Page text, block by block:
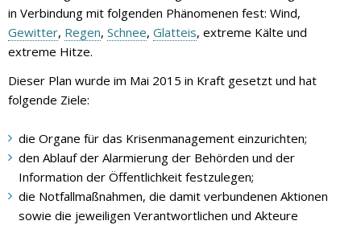
in Verbindung mit folgenden Phänomenen fest: Wind,
Gewitter, Regen, Schnee, Glatteis, extreme Kälte und
extreme Hitze.
Dieser Plan wurde im Mai 2015 in Kraft gesetzt und hat
folgende Ziele:
die Organe für das Krisenmanagement einzurichten;
den Ablauf der Alarmierung der Behörden und der
Information der Öffentlichkeit festzulegen;
die Notfallmaßnahmen, die damit verbundenen Aktionen
sowie die jeweiligen Verantwortlichen und Akteure